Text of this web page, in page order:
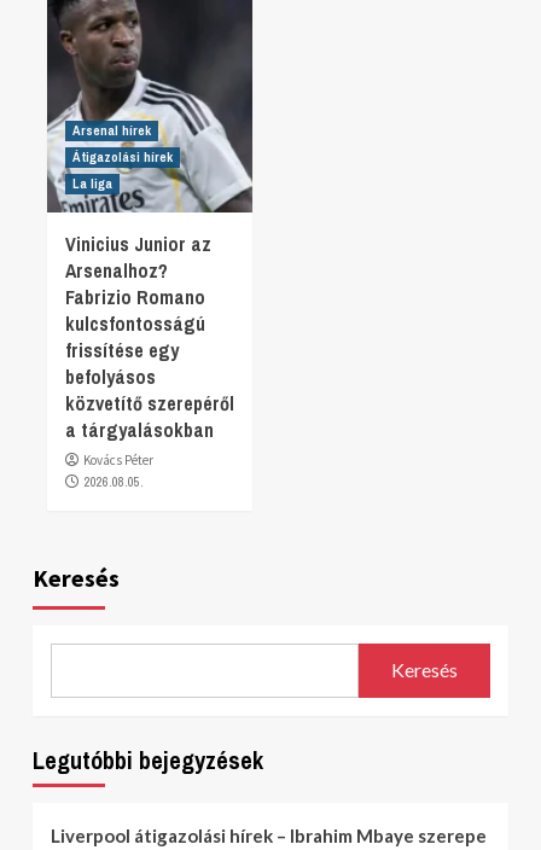
Arsenal hírek
Átigazolási hírek
La liga
Vinicius Junior az
Arsenalhoz?
Fabrizio Romano
kulcsfontosságú
frissítése egy
befolyásos
közvetítő szerepéről
a tárgyalásokban
Kovács Péter
2026.08.05.
Keresés
Keresés
Legutóbbi bejegyzések
Liverpool átigazolási hírek – Ibrahim Mbaye szerepe